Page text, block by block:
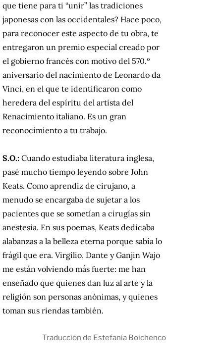
que tiene para ti “unir” las tradiciones
japonesas con las occidentales? Hace poco,
para reconocer este aspecto de tu obra, te
entregaron un premio especial creado por
el gobierno francés con motivo del 570.º
aniversario del nacimiento de Leonardo da
Vinci, en el que te identificaron como
heredera del espíritu del artista del
Renacimiento italiano. Es un gran
reconocimiento a tu trabajo.
S.O.: Cuando estudiaba literatura inglesa,
pasé mucho tiempo leyendo sobre John
Keats. Como aprendiz de cirujano, a
menudo se encargaba de sujetar a los
pacientes que se sometían a cirugías sin
anestesia. En sus poemas, Keats dedicaba
alabanzas a la belleza eterna porque sabía lo
frágil que era. Virgilio, Dante y Ganjin Wajo
me están volviendo más fuerte: me han
enseñado que quienes dan luz al arte y la
religión son personas anónimas, y quienes
toman sus riendas también.
Traducción de Estefanía Boichenco